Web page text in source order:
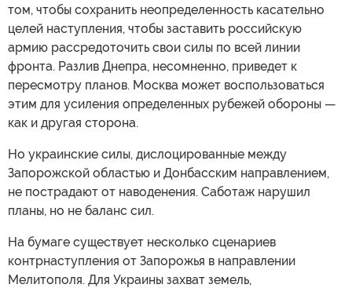
том, чтобы сохранить неопределенность касательно
целей наступления, чтобы заставить российскую
армию рассредоточить свои силы по всей линии
фронта. Разлив Днепра, несомненно, приведет к
пересмотру планов. Москва может воспользоваться
этим для усиления определенных рубежей обороны —
как и другая сторона.
Но украинские силы, дислоцированные между
Запорожской областью и Донбасским направлением,
не пострадают от наводенения. Саботаж нарушил
планы, но не баланс сил.
На бумаге существует несколько сценариев
контрнаступления от Запорожья в направлении
Мелитополя. Для Украины захват земель,